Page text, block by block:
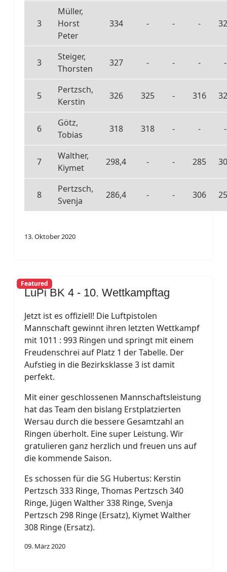
3
Müller,
Horst
Peter
334 - - -
3
Steiger,
Thorsten
327 - - - -
5
Pertzsch,
Kerstin
326 325 - 316
6
Götz,
Tobias
318 318 - - -
7
Walther,
Kiymet
298,4 - - 285
8
Pertzsch,
Svenja
286,4 - - 306
13. Oktober 2020
Featured
LuPi BK 4 - 10. Wettkampftag
Jetzt ist es offiziell! Die Luftpistolen
Mannschaft gewinnt ihren letzten Wettkampf
mit 1011 : 993 Ringen und springt mit einem
Freudenschrei auf Platz 1 der Tabelle. Der
Aufstieg in die Bezirksklasse 3 ist damit
perfekt.
Mit einer geschlossenen Mannschaftsleistung
hat das Team den bislang Erstplatzierten
Wersau durch die bessere Gesamtzahl an
Ringen überholt. Eine super Leistung. Wir
gratulieren ganz herzlich und freuen uns auf
die kommende Saison.
Es schossen für die SG Hubertus: Kerstin
Pertzsch 333 Ringe, Thomas Pertzsch 340
Ringe, Jügen Walther 338 Ringe, Svenja
Pertzsch 298 Ringe (Ersatz), Kiymet Walther
308 Ringe (Ersatz).
09. März 2020